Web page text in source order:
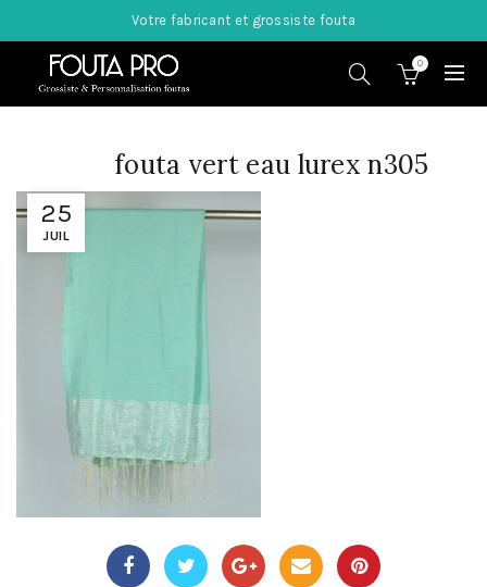
Votre fabricant et grossiste fouta
0
25
JUIL
fouta vert eau lurex n305